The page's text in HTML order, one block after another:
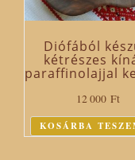
Diófából
kétrészes
paraffinolajjal
12 000 Ft
KOSÁRBA